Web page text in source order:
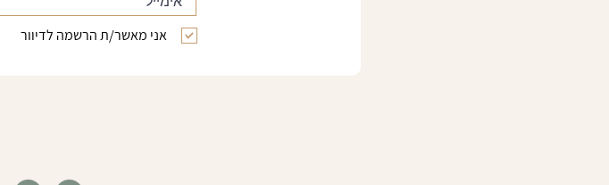
אני מאשר/ת הרשמה לדיוור